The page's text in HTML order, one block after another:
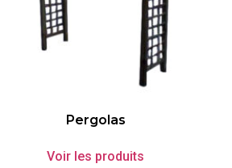
Pergolas
Voir les produits